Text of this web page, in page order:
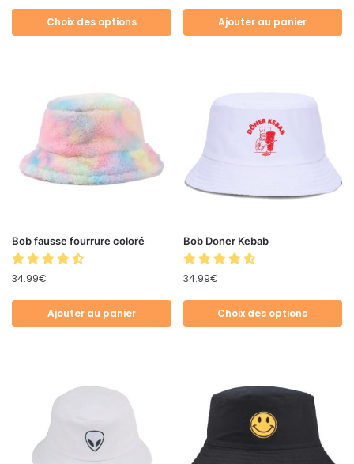
Choix des options Ajouter au panier
Bob fausse fourrure coloré
34.99€
Ajouter au panier
Bob Doner Kebab
34.99€
Choix des options